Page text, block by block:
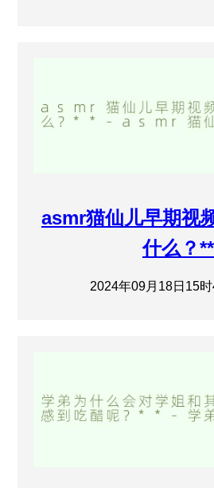
asmr猫仙儿早期视
什么？**
2024年09月18日15